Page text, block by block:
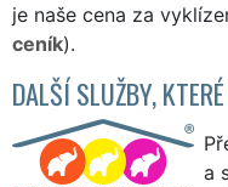
je naše cena za
ceník).
DALŠÍ SLUŽBY,
a